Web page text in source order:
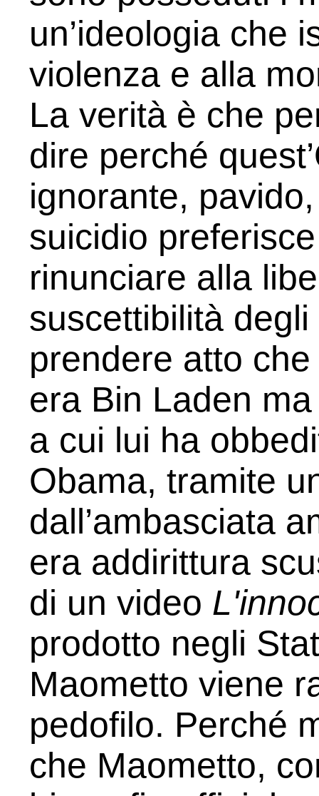
un’ideologia che
violenza e alla
La verità è che
dire perché
ignorante,
suicidio
rinunciare alla
suscettibili­tà
prendere atto
era Bin Laden
a cui lui ha
Obama, tramite
dall’ambasciata
era addirit­tura
di un video
prodotto negli
Maometto viene
pedofilo. Perché
che Maomet­to,